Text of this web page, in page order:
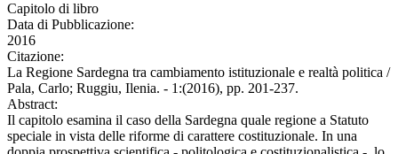
Capitolo di libro
Data di Pubblicazione:
2016
Citazione:
La Regione Sardegna tra cambiamento istituzionale e realtà politica /
Pala, Carlo; Ruggiu, Ilenia. - 1:(2016), pp. 201-237.
Abstract:
Il capitolo esamina il caso della Sardegna quale regione a Statuto
speciale in vista delle riforme di carattere costituzionale. In una